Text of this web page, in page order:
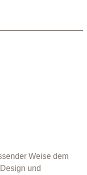
Weise dem
und